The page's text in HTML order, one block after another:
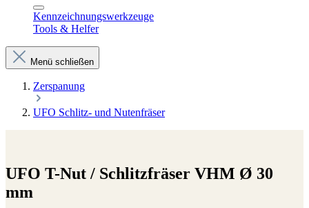
Kennzeichnungswerkzeuge
Tools & Helfer
Menü schließen
Zerspanung
UFO Schlitz- und Nutenfräser
UFO T-Nut / Schlitzfräser VHM Ø 30
mm